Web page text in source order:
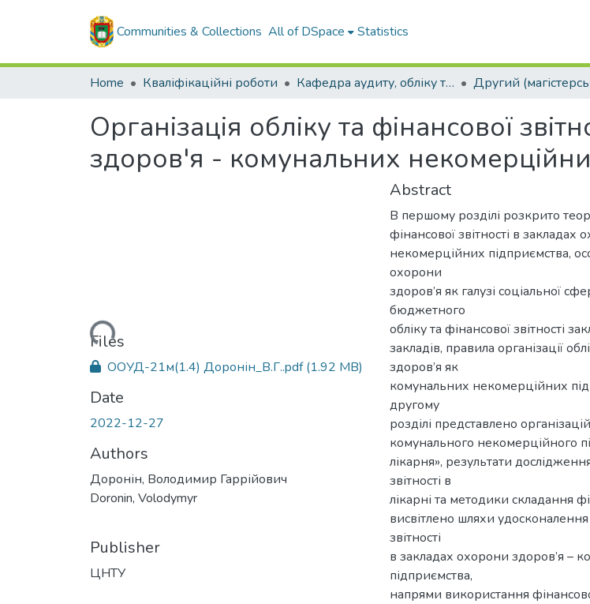
Communities & Collections All of DSpace Statistics
Home Кваліфікаційні роботи Кафедра аудиту, обліку та оподаткування
Організація обліку та фінансової
здоров'я - комунальних
Loading...
Files
ООУД-21м(1.4) Доронін_В.Г..pdf(1.92 MB)
Date
2022-12-27
Authors
Доронін, Володимир Гаррійович
Doronin, Volodymyr
Publisher
ЦНТУ
Abstract
В першому розділі розкрито
фінансової звітності в
некомерційних підприємства,
охорони
здоров’я як галузі соціальної
бюджетного
обліку та фінансової звітності
закладів, правила організації
здоров’я як
комунальних некомерційних
другому
розділі представлено
комунального некомерційного
лікарня», результати
звітності в
лікарні та методики складання
висвітлено шляхи удосконалення
звітності
в закладах охорони здоров’я –
підприємства,
напрями використання